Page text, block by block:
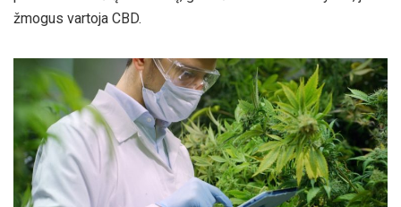
žmogus vartoja CBD.